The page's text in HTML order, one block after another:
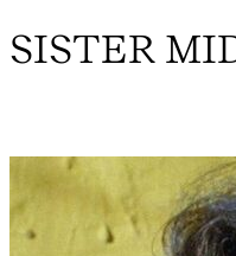
SISTER